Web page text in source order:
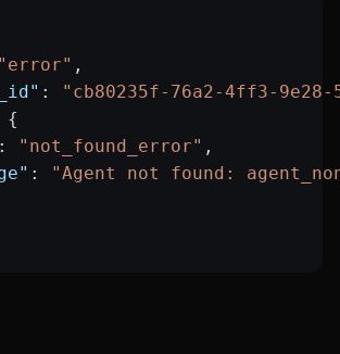
"error" ,
:
"cb80235f-76a2-4ff3-9e28-
{
: "not_found_error" ,
:
"Agent not found: